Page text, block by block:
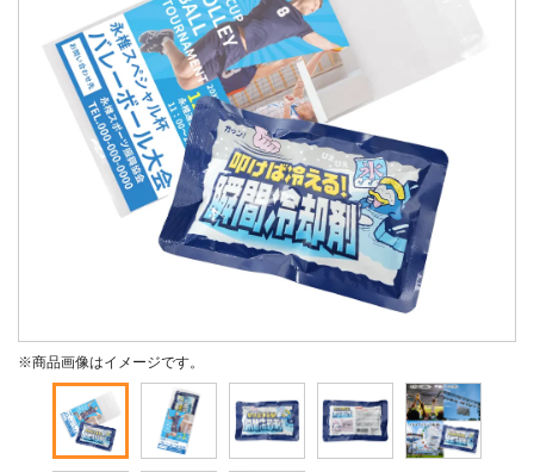
※商品画像はイメージです。